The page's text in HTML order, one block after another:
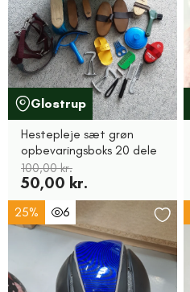
Glostrup
Hestepleje sæt grøn
opbevaringsboks 20 dele
100,00 kr.
50,00 kr.
25% 6